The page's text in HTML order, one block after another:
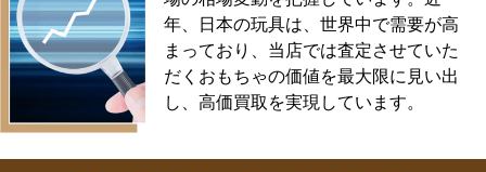
年、日本の玩具は、世界中で需要が高
まっており、当店では査定させていた
だくおもちゃの価値を最大限に見い出
し、高価買取を実現しています。